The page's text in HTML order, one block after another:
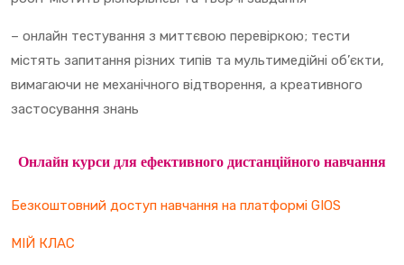
– онлайн тестування з миттєвою перевіркою; тести
містять запитання різних типів та мультимедійні об’єкти,
вимагаючи не механічного відтворення, а креативного
застосування знань
Онлайн курси для ефективного дистанційного навчання
Безкоштовний доступ навчання на платформі GIOS
МІЙ КЛАС